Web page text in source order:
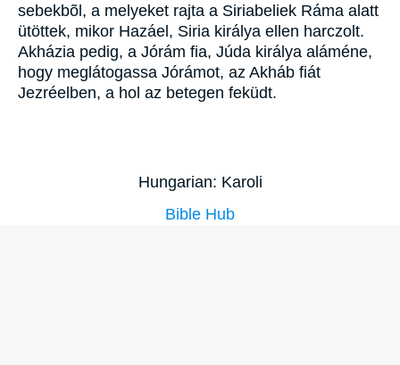
sebekbõl, a melyeket rajta a Siriabeliek Ráma alatt
ütöttek, mikor Hazáel, Siria királya ellen harczolt.
Akházia pedig, a Jórám fia, Júda királya aláméne,
hogy meglátogassa Jórámot, az Akháb fiát
Jezréelben, a hol az betegen feküdt.
Hungarian: Karoli
Bible Hub